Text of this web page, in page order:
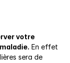
votre
En effet
sera de